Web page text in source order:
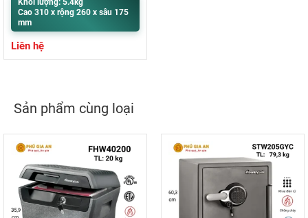
Khối lượng: 5.4kg
Cao 310 x rộng 260 x sâu 175
mm
Liên hệ
Sản phẩm cùng loại